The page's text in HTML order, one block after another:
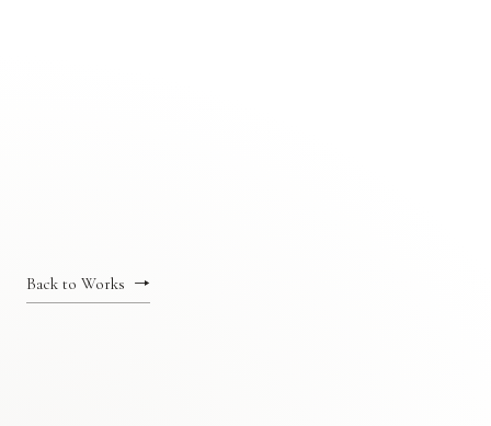
Back to Works →